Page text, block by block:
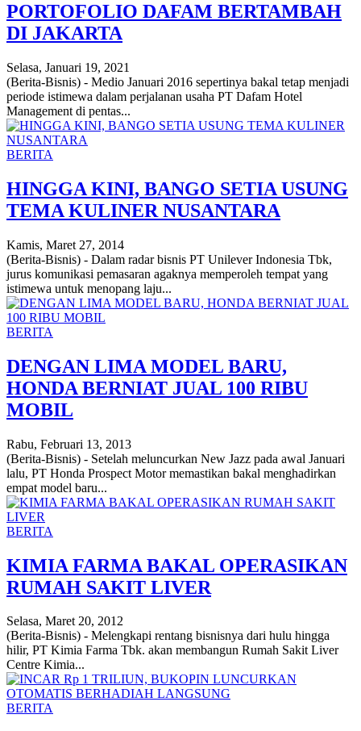
PORTOFOLIO DAFAM BERTAMBAH
DI JAKARTA
Selasa, Januari 19, 2021
(Berita-Bisnis) - Medio Januari 2016 sepertinya bakal tetap menjadi
periode istimewa dalam perjalanan usaha PT Dafam Hotel
Management di pentas...
BERITA
HINGGA KINI, BANGO SETIA USUNG
TEMA KULINER NUSANTARA
Kamis, Maret 27, 2014
(Berita-Bisnis) - Dalam radar bisnis PT Unilever Indonesia Tbk,
jurus komunikasi pemasaran agaknya memperoleh tempat yang
istimewa untuk menopang laju...
BERITA
DENGAN LIMA MODEL BARU,
HONDA BERNIAT JUAL 100 RIBU
MOBIL
Rabu, Februari 13, 2013
(Berita-Bisnis) - Setelah meluncurkan New Jazz pada awal Januari
lalu, PT Honda Prospect Motor memastikan bakal menghadirkan
empat model baru...
BERITA
KIMIA FARMA BAKAL OPERASIKAN
RUMAH SAKIT LIVER
Selasa, Maret 20, 2012
(Berita-Bisnis) - Melengkapi rentang bisnisnya dari hulu hingga
hilir, PT Kimia Farma Tbk. akan membangun Rumah Sakit Liver
Centre Kimia...
BERITA